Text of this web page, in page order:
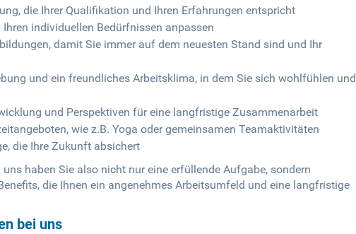
die Ihrer Qualifikation und Ihren Erfahrungen entspricht
individuellen Bedürfnissen anpassen
damit Sie immer auf dem neuesten Stand sind und Ihr
und ein freundliches Arbeitsklima, in dem Sie sich wohlfühlen und
und Perspektiven für eine langfristige Zusammenarbeit
wie z.B. Yoga oder gemeinsamen Teamaktivitäten
die Ihre Zukunft absichert
haben Sie also nicht nur eine erfüllende Aufgabe, sondern
die Ihnen ein angenehmes Arbeitsumfeld und eine langfristige
bei uns